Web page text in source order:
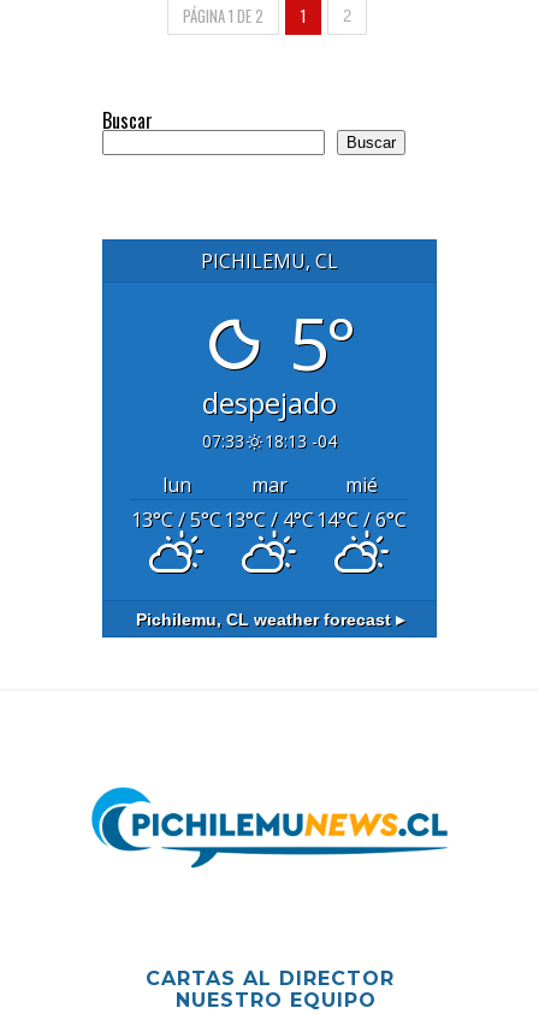
PÁGINA 1 DE 2 1 2
Buscar
Buscar
PICHILEMU, CL
5°
despejado
07:33 18:13 -04
lun mar
mié
13°C/ 5°C13°C/ 4°C14°C/ 6°C
Pichilemu, CL weather forecast ▸
CARTAS AL DIRECTOR
NUESTRO EQUIPO